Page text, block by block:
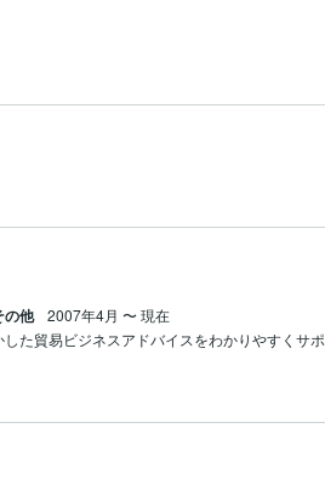
の他 2007年4月 〜現在
た貿易ビジネスアドバイスをわかりやすくサポ